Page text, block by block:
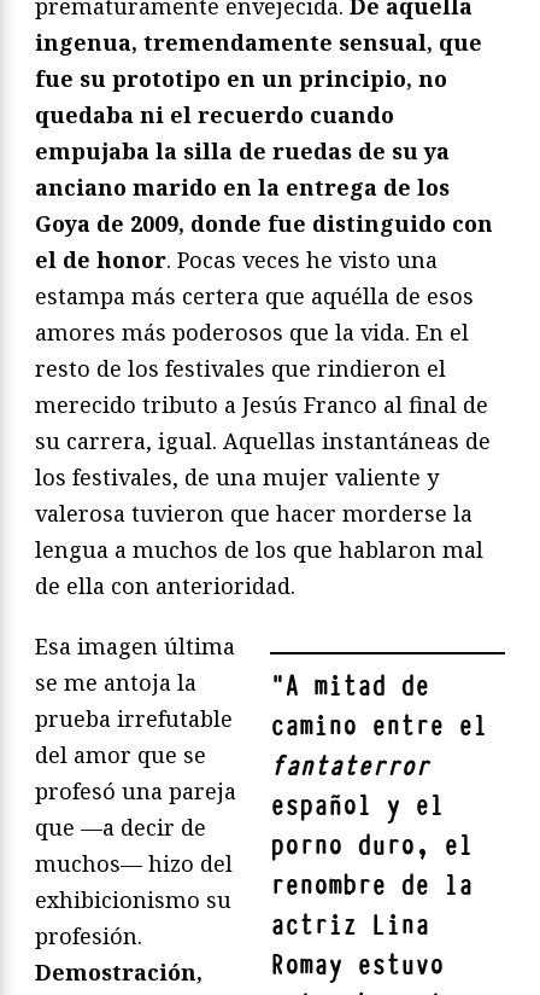
ingenua, tremendamente sensual, que
fue su prototipo en un principio, no
quedaba ni el recuerdo cuando
empujaba la silla de ruedas de su ya
anciano marido en la entrega de los
Goya de 2009, donde fue distinguido con
el de honor. Pocas veces he visto una
estampa más certera que aquélla de esos
amores más poderosos que la vida. En el
resto de los festivales que rindieron el
merecido tributo a Jesús Franco al final de
su carrera, igual. Aquellas instantáneas de
los festivales, de una mujer valiente y
valerosa tuvieron que hacer morderse la
lengua a muchos de los que hablaron mal
de ella con anterioridad.
"A mitad de
camino entre el
fantaterror
español y el
porno duro, el
renombre de la
actriz Lina
Romay estuvo
Esa imagen última
se me antoja la
prueba irrefutable
del amor que se
profesó una pareja
que —a decir de
muchos— hizo del
exhibicionismo su
profesión.
Demostración,